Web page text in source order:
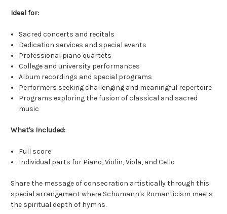
Ideal for:
Sacred concerts and recitals
Dedication services and special events
Professional piano quartets
College and university performances
Album recordings and special programs
Performers seeking challenging and meaningful repertoire
Programs exploring the fusion of classical and sacred
music
What's Included:
Full score
Individual parts for Piano, Violin, Viola, and Cello
Share the message of consecration artistically through this
special arrangement where Schumann's Romanticism meets
the spiritual depth of hymns.